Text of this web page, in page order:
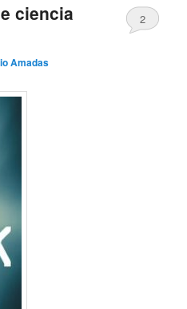
ciencia
Amadas
2